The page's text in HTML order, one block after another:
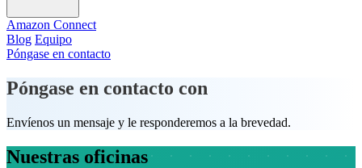
Amazon Connect
Blog Equipo
Póngase en contacto
Póngase en contacto con
Envíenos un mensaje y le responderemos a la brevedad.
Nuestras oficinas